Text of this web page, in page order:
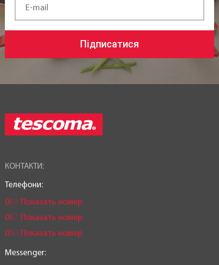
Статус товару:
Країна реєстрація бренду:
Підписатися
КОНТАКТИ:
Телефони:
063 Показать номер
067 Показать номер
050 Показать номер
Messenger: